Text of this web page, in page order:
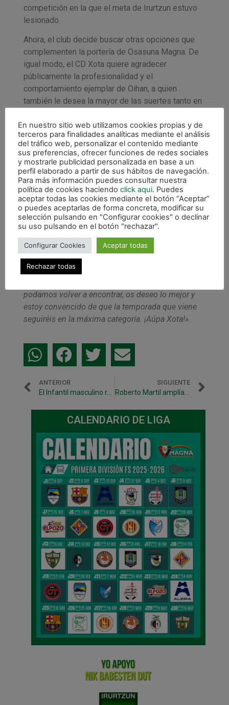
competición en la que el meta de Irurtzun estuvo
lesionado.
Ahora, el club decide buscar otras opciones que
complementen la portería de Osasuna Magna. De
igual modo, el CD Xota quiere agradecer
públicamente la profesionalidad y el
comportamiento ejemplar de Oihan, a quien
también le desea la mayor de las suertes tanto en
¡Gracias por todo, Oihan! Eskerrik asko! Uno de los
nuestros.
CARTA A LA AFICIÓN
«Toca despedirse del club en el que llevo toda mi
vida jugando a fútbol sala y en el que he crecido
tanto en lo deportivo como en lo personal. Sólo me
salen palabras de agradecimiento por todo lo que
he podido conseguir y avanzar como deportista,
además de por el buen trato que he tenido siempre,
desde la cantera hasta el primer equipo. Nuestros
caminos se dividen pero siempre quedará una
podamos volver a encontrar, os deseo lo mejor y
estoy convencido de que la temporada que viene
seguiréis en la máxima categoría. ¡Aúpa Xota!».
ANTERIOR
El Infantil masculino representa a Navarra en el Cto. de España en Toledo
SIGUIENTE
CALENDARIO DE LIGA
En nuestro sitio web utilizamos cookies propias y de
terceros para finalidades analíticas mediante el análisis
del tráfico web, personalizar el contenido mediante
sus preferencias, ofrecer funciones de redes sociales
y mostrarle publicidad personalizada en base a un
perfil elaborado a partir de sus hábitos de navegación.
Para más información puedes consultar nuestra
política de cookies haciendo click aqui. Puedes
aceptar todas las cookies mediante el botón “Aceptar”
o puedes aceptarlas de forma concreta, modificar su
selección pulsando en "Configurar cookies" o declinar
su uso pulsando en el botón "rechazar".
Configurar Cookies Aceptar todas
Rechazar todas